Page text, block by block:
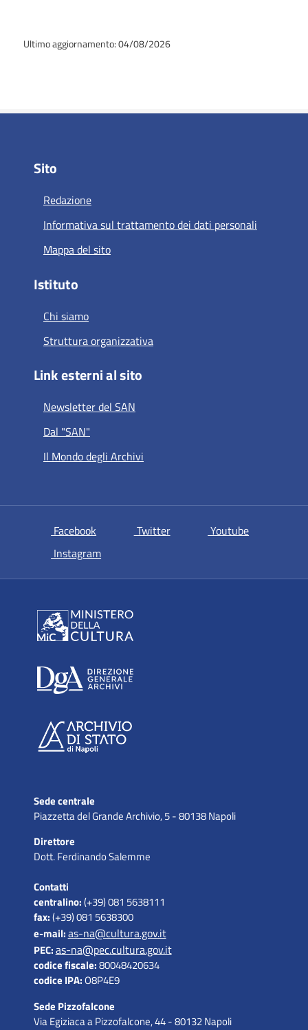
Ultimo aggiornamento: 04/08/2026
Sito
Redazione
Informativa sul trattamento dei dati personali
Mappa del sito
Istituto
Chi siamo
Struttura organizzativa
Link esterni al sito
Newsletter del SAN
Dal "SAN"
Il Mondo degli Archivi
Facebook si apre in una nuova scheda
Twittersi apre in una nuova scheda
Youtubesi apre in
Instagramsi apre in una nuova scheda
Sede centrale
Piazzetta del Grande Archivio, 5 - 80138 Napoli
Direttore
Dott. Ferdinando Salemme
Contatti
centralino:(+39) 081 5638111
fax:(+39) 081 5638300
e-mail:as-na@cultura.gov.it
PEC:as-na@pec.cultura.gov.it
codice fiscale:80048420634
codice IPA:O8P4E9
Sede Pizzofalcone
Via Egiziaca a Pizzofalcone, 44 - 80132 Napoli